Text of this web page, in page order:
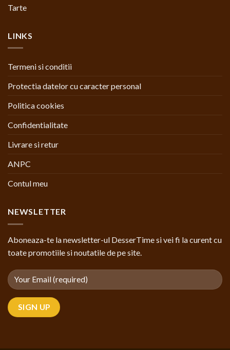
Tarte
LINKS
Termeni si conditii
Protectia datelor cu caracter personal
Politica cookies
Confidentialitate
Livrare si retur
ANPC
Contul meu
NEWSLETTER
Aboneaza-te la newsletter-ul DesserTime si vei fi la curent cu
toate promotiile si noutatile de pe site.